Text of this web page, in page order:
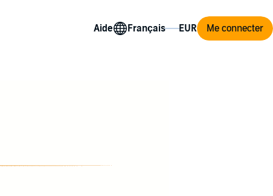
Aide Me connecter